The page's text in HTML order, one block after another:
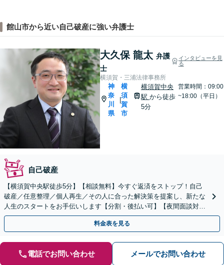
館山市から近い自己破産に強い弁護士
大久保 龍太 弁護
士
インタビューを見
る
横須賀・三浦法律事務所
神
奈
川
県
|
横
須
賀
市
横須賀中央
駅 から徒歩
5分
営業時間：09:00
~18:00（平日）
自己破産
【横須賀中央駅徒歩5分】【相談無料】今すぐ返済をストップ！自己
破産／任意整理／個人再生／その人に合った解決策を提案し、新たな
人生のスタートをお手伝いします【分割・後払い可】【夜間面談対応
（事前予約）】「過払い金請求は完全成功報酬型」
料金表を見る
電話でお問い合わせ メールでお問い合わせ